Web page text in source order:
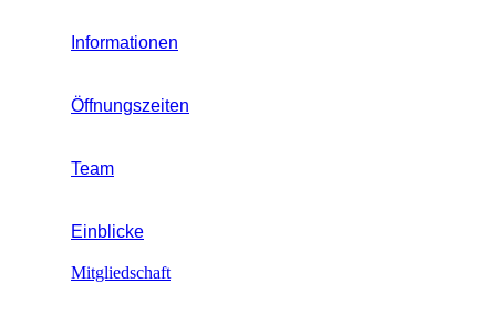
Informationen
Öffnungszeiten
Team
Einblicke
Mitgliedschaft